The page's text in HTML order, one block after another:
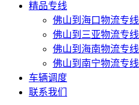
精品专线
佛山到海口物流专线
佛山到三亚物流专线
佛山到海南物流专线
佛山到南宁物流专线
车辆调度
联系我们